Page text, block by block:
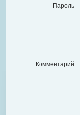
Пароль
Комментарий